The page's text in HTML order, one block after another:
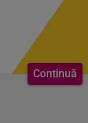
Continuă